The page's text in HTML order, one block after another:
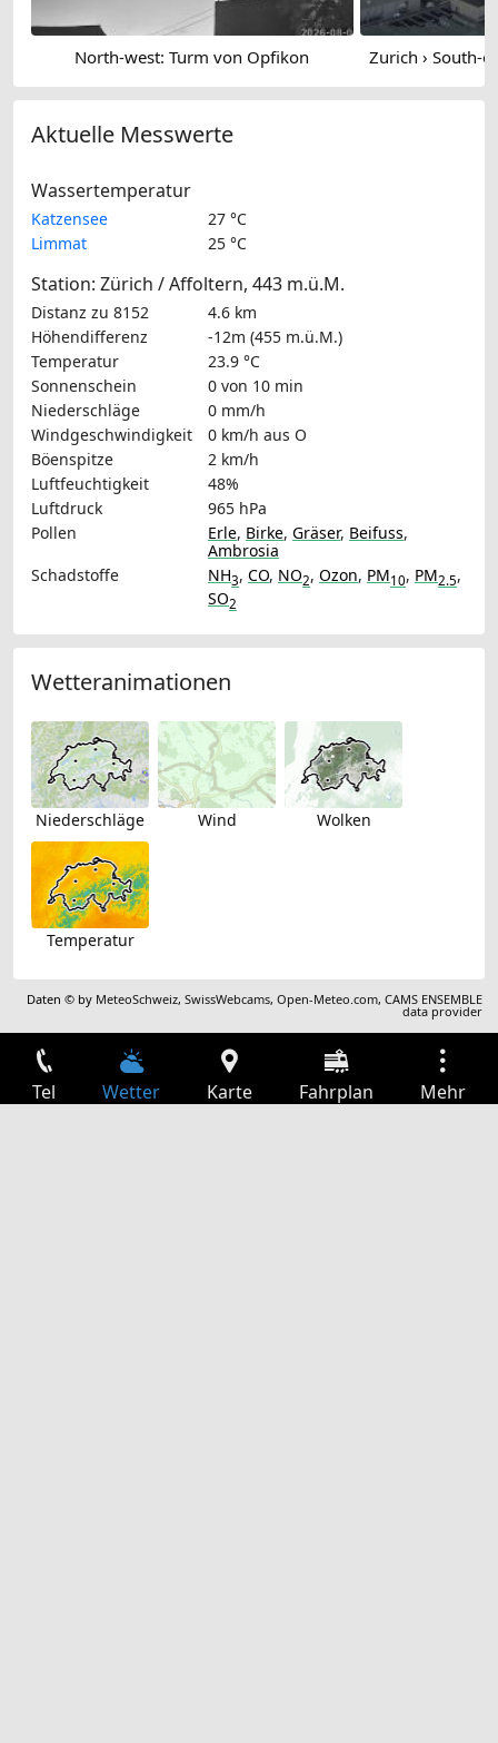
North-west: Turm von Opfikon
Aktuelle Messwerte
Wassertemperatur
Katzensee
27 °C
Limmat
25 °C
Station: Zürich / Affoltern, 443 m.ü.M.
Distanz zu 8152
4.6 km
Höhendifferenz
-12m (455 m.ü.M.)
Temperatur
23.9 °C
Sonnenschein
0 von 10 min
Niederschläge
0 mm/h
Windgeschwindigkeit
0 km/h aus O
Böenspitze
2 km/h
Luftfeuchtigkeit
48%
Luftdruck
965 hPa
Pollen
Erle, Birke, Gräser, Beifuss,
Ambrosia
Schadstoffe
NH3, CO, NO2, Ozon, PM10, PM2.5,
SO2
Wetteranimationen
Niederschläge Wind Wolken
Temperatur
Daten © by MeteoSchweiz,SwissWebcams,Open-Meteo.com,CAMS ENSEMBLE
data provider
Tel Wetter Karte Fahrplan Mehr